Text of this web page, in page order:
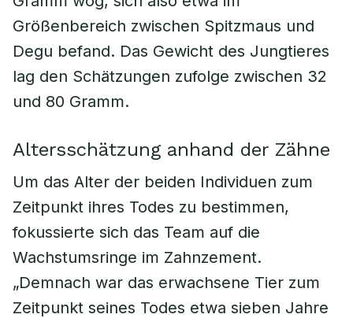
Größenbereich zwischen Spitzmaus und
Degu befand. Das Gewicht des Jungtieres
lag den Schätzungen zufolge zwischen 32
und 80 Gramm.
Altersschätzung anhand der Zähne
Um das Alter der beiden Individuen zum
Zeitpunkt ihres Todes zu bestimmen,
fokussierte sich das Team auf die
Wachstumsringe im Zahnzement.
„Demnach war das erwachsene Tier zum
Zeitpunkt seines Todes etwa sieben Jahre